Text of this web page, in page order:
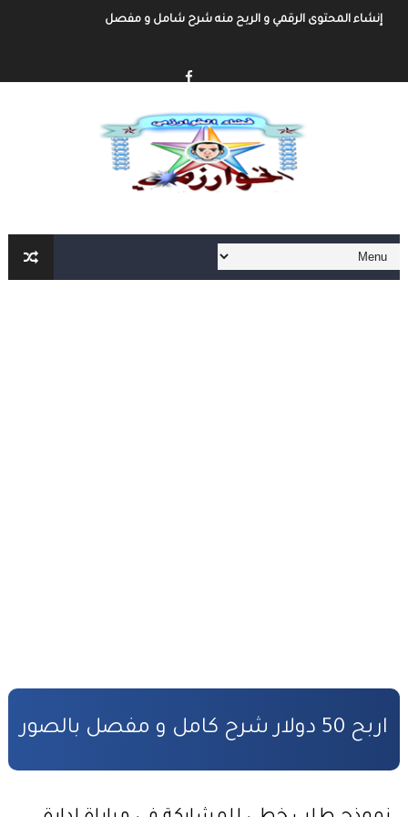
إنشاء المحتوى الرقمي و الربح منه شرح شامل و مفصل
العمل الحر على الأنترنت : دليل شامل و مفصل من الألف الى الياء الجزء الثاني
العمل الحر على الأنترنت : دليل شامل و مفصل من الألف الى الياء
حماية الأشخاص الذاتيين تجاه معالجة المعطيات ذات الطابع الشخصي
اربح 50 دولار شرح كامل و مفصل بالصور